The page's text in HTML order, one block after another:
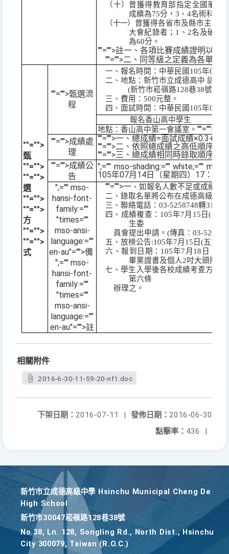
（十）曾獲得教育部指定全國單
成績為75分， 3 、 4名術科成
（十一）曾獲得各省市及縣市主管
大會紀錄者； 1 、 2名及破大
為60分。
""="">註一、各項比賽成績證明以
""="">二、同等級之定義為各單項
""="">
甄
""="">
""="">
選
""="">
""="">
方
""="">
""="">
式
""="">甄選流
程
一、報名時間：中華民國 105年07
二、地點：新竹市立成德高中 訓練
(新竹市崧嶺路128巷38號，
三、費用： 500元整。
四、面試時間：中華民國 105年07
報名香山高中學生
地點：香山高中第一會議室。 ""="">
""="">成績處
理
""="">一、總成績=面試成績×0.3+
""="">二、依照總成績之高低順序依
""="">三、總成績相同時錄取順序：
""="">成績公
告
";="" mso-shading:="" white;=""
105年07月 14日（星期四） 17：
";="" mso-
hansi-font-
family:=""
"times=""
mso-ansi-
language:=""
en-au"="">備
";="" mso-
hansi-font-
family:=""
"times=""
mso-ansi-
language:=""
en-au"="">註
""="">一 、如報名人數不足或成績未
二、錄取名單將公布在成德高級中
三、聯絡電話：03-5258748轉310
四、成績複查： 105年7月 15 日(
生委
員會提出申請。(傳真：03-
五、放榜公告:105年7月 15 日(五
六、報到日期： 105年7 月 18 日（一
畢業證書及個人 2吋大頭照片
七、學生入學後各校成績考查方法
第六條
辦理之。
相關附件
2016-6-30-11-59-20-nf1.doc
發佈日期： 2016-06-30
下架日期： 2016-07-11
|
點擊率： 436 |
新竹巿立成德高級中學 Hsinchu Municipal Cheng De
High School
新竹巿30047崧嶺路128巷38號
No.38, Ln. 128, Songling Rd., North Dist., Hsinchu
City 300079, Taiwan (R.O.C.)